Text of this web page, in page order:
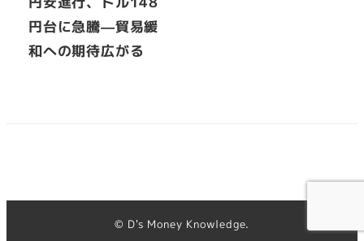
円台に急騰—貿易緩
和への期待広がる
© D's Money Knowledge.